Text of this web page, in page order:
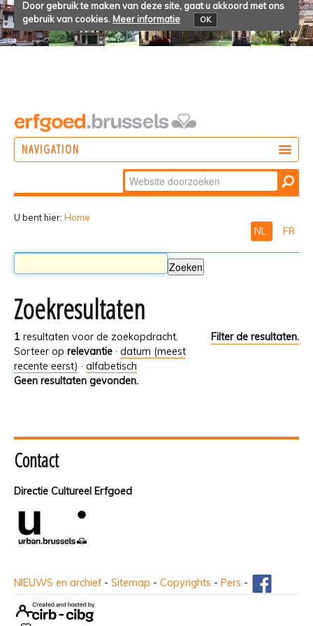
Door gebruik te maken van deze site, gaat u akkoord met ons
gebruik van cookies. Meer informatie OK
NAVIGATION
Zoek
Geavanceerd
U bent hier: Home
NL FR
Zoekresultaten
1 resultaten voor de zoekopdracht.
Filter de resultaten.
Sorteer op relevantie · datum (meest
recente eerst) · alfabetisch
Geen resultaten gevonden.
Contact
Directie Cultureel Erfgoed
NIEUWS en archief - Sitemap - Copyrights - Pers -